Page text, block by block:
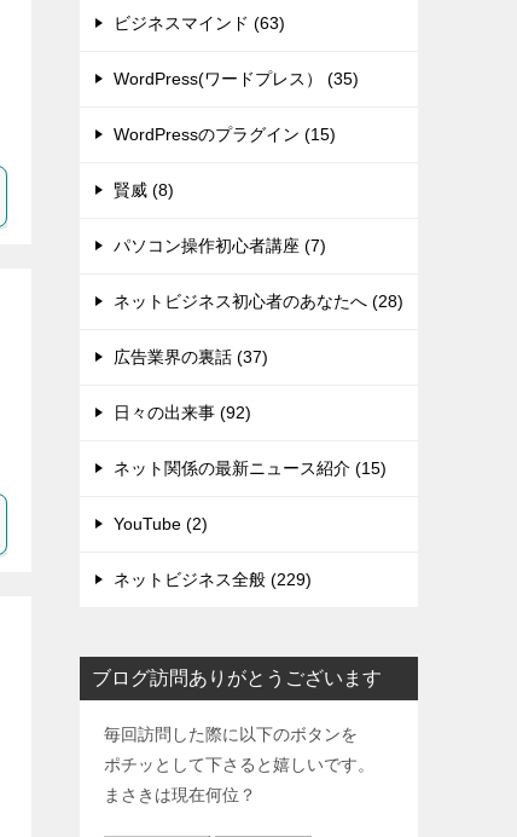
ビジネスマインド (63)
WordPress(ワードプレス） (35)
WordPressのプラグイン (15)
賢威 (8)
パソコン操作初心者講座 (7)
ネットビジネス初心者のあなたへ (28)
広告業界の裏話 (37)
日々の出来事 (92)
ネット関係の最新ニュース紹介 (15)
YouTube (2)
ネットビジネス全般 (229)
ブログ訪問ありがとうございます
毎回訪問した際に以下のボタンを
ポチッとして下さると嬉しいです。
まさきは現在何位？